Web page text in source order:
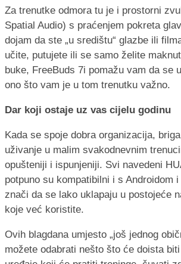
Za trenutke odmora tu je i prostorni
Spatial Audio) s praćenjem pokreta
dojam da ste „u središtu“ glazbe ili
učite, putujete ili se samo želite
buke, FreeBuds 7i pomažu vam da se
ono što vam je u tom trenutku važno.
Dar koji ostaje uz vas cijelu godinu
Kada se spoje dobra organizacija,
uživanje u malim svakodnevnim
opušteniji i ispunjeniji. Svi navedeni
potpuno su kompatibilni i s Androidom
znači da se lako uklapaju u postojeće
koje već koristite.
Ovih blagdana umjesto „još jednog
možete odabrati nešto što će doista